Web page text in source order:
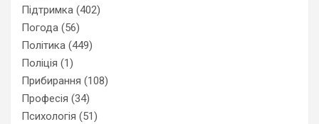
Підтримка (402)
Погода (56)
Політика (449)
Поліція (1)
Прибирання (108)
Професія (34)
Психологія (51)